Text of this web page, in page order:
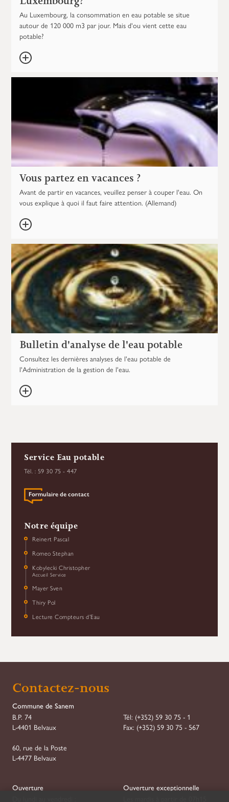
Au Luxembourg, la consommation en eau potable se situe
autour de 120 000 m3 par jour. Mais d'ou vient cette eau
potable?
Vous partez en vacances ?
Avant de partir en vacances, veuillez penser à couper l'eau. On
vous explique à quoi il faut faire attention. (Allemand)
Bulletin d'analyse de l'eau potable
Consultez les dernières analyses de l'eau potable de
l'Administration de la gestion de l'eau.
Service Eau potable
Tél. : 59 30 75 - 447
Formulaire de contact
Notre équipe
Reinert Pascal
Romeo Stephan
Kobylecki Christopher
Accueil Service
Mayer Sven
Thiry Pol
Lecture Compteurs d’Eau
Contactez-nous
Commune de Sanem
B.P. 74
L-4401 Belvaux
60, rue de la Poste
L-4477 Belvaux
Tél: (+352) 59 30 75 - 1
Fax: (+352) 59 30 75 - 567
Ouverture
Ouverture exceptionnelle